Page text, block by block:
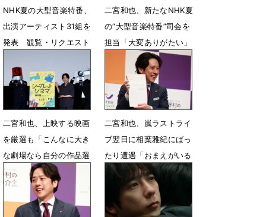
NHK夏の大型音楽特番、
出演アーティスト31組を
発表 観覧・リクエスト
7月3日 22時00分
二宮和也、新たなNHK夏
の“大型音楽特番”司会を
担当「大変ありがたい」
7月2日 14時00分
二宮和也、上映する映画
を厳選も「こんなに大き
な劇場なら自分の作品選
べば良かった笑」
6月26日 19時04分
二宮和也、嵐ラストライ
ブ翌日に相葉雅紀にばっ
たり遭遇「おまえがいる
んかいッ！」
6月4日 07時44分